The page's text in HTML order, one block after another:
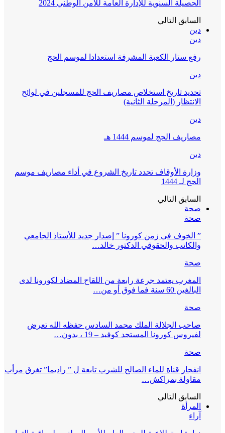
الحصيلة السنوية للإدارة العامة للأمن الوطني 2024
السابق التالي
دين
دين
رفع ستار الكعبة المشرفة استعدادا لموسم الحج
دين
تحديد تاريخ استخلاص مصاريف الحج للمسجلين في لوائح
الانتظار (المرحلة الثانية)
دين
مصاريف الحج لموسم 1444 هـ
دين
وزارة الأوقاف تحدد تاريخ الشروع في أداء مصاريف موسم
الحج لـ 1444
السابق التالي
صحة
صحة
” الخوف في زمن كورونا ” إصدار جديد للأستاذ الجامعي
والكاتب والحقوقي الدكتور خالد…
صحة
المغرب يعتمد جرعة رابعة من اللقاح المضاد لكورونا لدى
البالغين 60 سنة فما فوق أو من…
صحة
صاحب الجلالة الملك محمد السادس حفظه الله تعرض
لفيروس كورونا المستجد كوفيد – 19 ، بدون…
صحة
انفجار قناة للماء الصالح للشرب تابعة ل ” راديما” تغرق مرأب
مقاولة بمراكش…
السابق التالي
المرأة
آراء